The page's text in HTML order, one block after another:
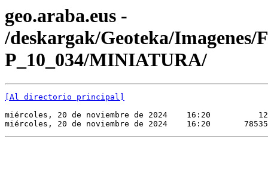
geo.araba.eus -
/deskargak/Geoteka/Imagenes/
P_10_034/MINIATURA/
[Al directorio principal]
miércoles, 20 de noviembre de 2024    16:20
miércoles, 20 de noviembre de 2024    16:20